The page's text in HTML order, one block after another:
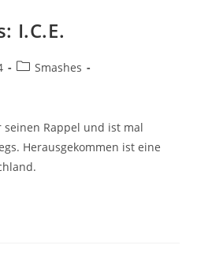
I.C.E.
Beitrags-
Smashes
seinen Rappel und ist mal
Herausgekommen ist eine